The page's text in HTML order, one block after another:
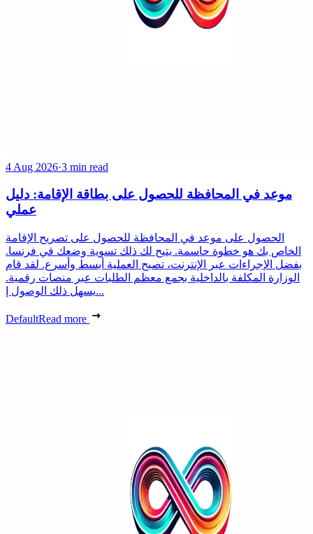
4 Aug 2026·3 min read
موعد في المحافظة للحصول على بطاقة الإقامة: دليل
عملي
الحصول على موعد في المحافظة للحصول على تصريح الإقامة
الخاص بك هو خطوة حاسمة. يتيح لك ذلك تسوية وضعك في فرنسا.
بفضل الإجراءات عبر الإنترنت، تصبح العملية أبسط وأسرع. لقد قام
الوزارة المكلفة بالداخلية بجمع معظم الطلبات عبر منصات رقمية.
يسهل ذلك الوصول إ...
DefaultRead more